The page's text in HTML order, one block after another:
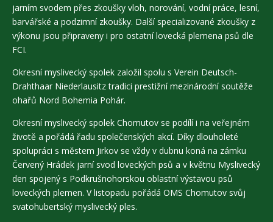
jarním svodem přes zkoušky vloh, norování, vodní práce, lesní,
barvářské a podzimní zkoušky. Další specializované zkoušky z
výkonu jsou připraveny i pro ostatní lovecká plemena psů dle
FCI.
Okresní myslivecký spolek založil spolu s Verein Deutsch-
Drahthaar Niederlausitz tradici prestižní mezinárodní soutěže
ohařů Nord Bohemia Pohár.
Okresní myslivecký spolek Chomutov se podílí i na veřejném
životě a pořádá řadu společenských akcí. Díky dlouholeté
spolupráci s městem Jirkov se vždy v dubnu koná na zámku
Červený Hrádek jarní svod loveckých psů a v květnu Myslivecký
den spojený s Podkrušnohorskou oblastní výstavou psů
loveckých plemen. V listopadu pořádá OMS Chomutov svůj
svatohubertský myslivecký ples.